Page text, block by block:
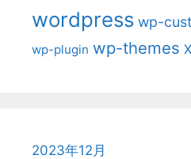
wordpress wp-
wp-plugin wp-themes
2023年12月